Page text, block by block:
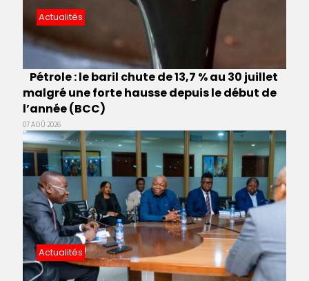
Actualités
Pétrole : le baril chute de 13,7 % au 30 juillet
malgré une forte hausse depuis le début de
l’année (BCC)
07 AOÛ 2026
Actualités